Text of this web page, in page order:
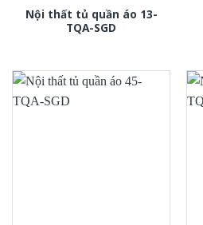
Nội thất tủ quần áo 13-
TQA-SGD